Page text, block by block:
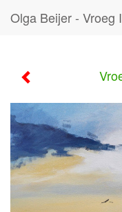
Olga Beijer - Vroeg